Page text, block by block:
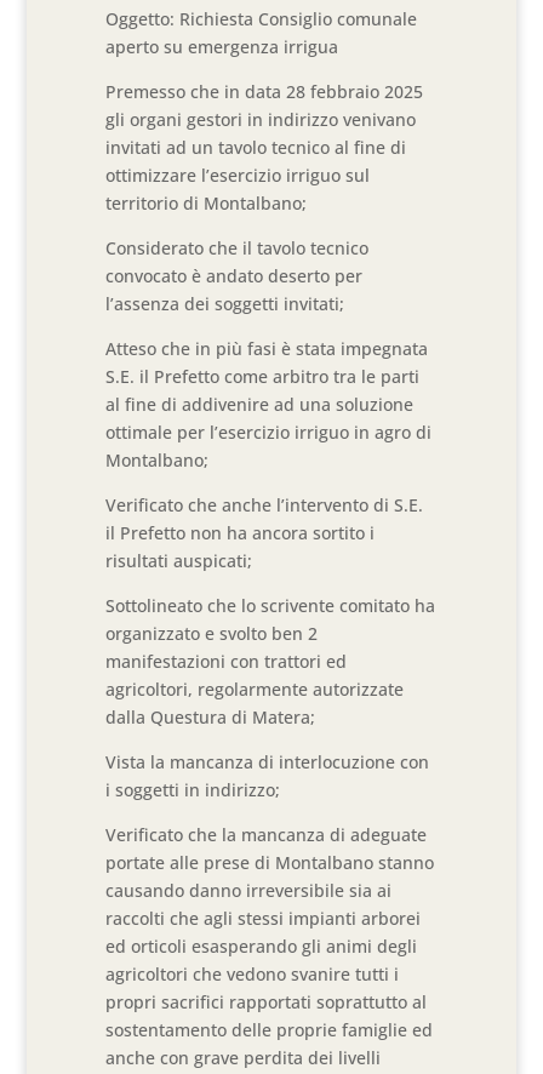
Oggetto: Richiesta Consiglio comunale
aperto su emergenza irrigua
Premesso che in data 28 febbraio 2025
gli organi gestori in indirizzo venivano
invitati ad un tavolo tecnico al fine di
ottimizzare l’esercizio irriguo sul
territorio di Montalbano;
Considerato che il tavolo tecnico
convocato è andato deserto per
l’assenza dei soggetti invitati;
Atteso che in più fasi è stata impegnata
S.E. il Prefetto come arbitro tra le parti
al fine di addivenire ad una soluzione
ottimale per l’esercizio irriguo in agro di
Montalbano;
Verificato che anche l’intervento di S.E.
il Prefetto non ha ancora sortito i
risultati auspicati;
Sottolineato che lo scrivente comitato ha
organizzato e svolto ben 2
manifestazioni con trattori ed
agricoltori, regolarmente autorizzate
dalla Questura di Matera;
Vista la mancanza di interlocuzione con
i soggetti in indirizzo;
Verificato che la mancanza di adeguate
portate alle prese di Montalbano stanno
causando danno irreversibile sia ai
raccolti che agli stessi impianti arborei
ed orticoli esasperando gli animi degli
agricoltori che vedono svanire tutti i
propri sacrifici rapportati soprattutto al
sostentamento delle proprie famiglie ed
anche con grave perdita dei livelli